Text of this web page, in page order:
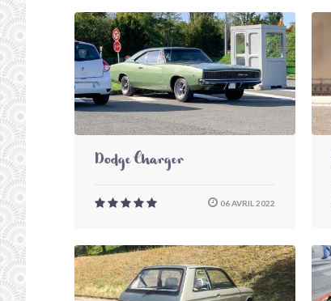
Dodge Charger
06 AVRIL 2022